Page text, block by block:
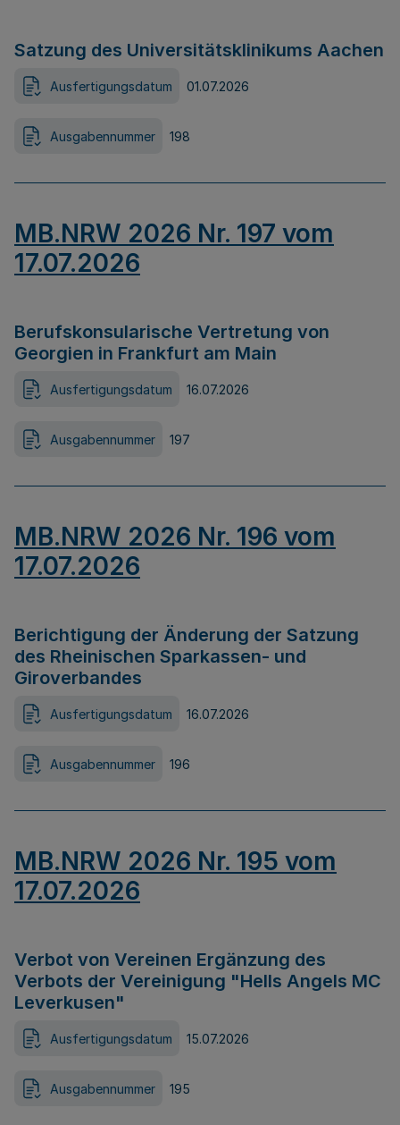
Satzung des Universitätsklinikums Aachen
Ausfertigungsdatum 01.07.2026
Ausgabennummer 198
MB.NRW 2026 Nr. 197 vom
17.07.2026
Berufskonsularische Vertretung von
Georgien in Frankfurt am Main
Ausfertigungsdatum 16.07.2026
Ausgabennummer 197
MB.NRW 2026 Nr. 196 vom
17.07.2026
Berichtigung der Änderung der Satzung
des Rheinischen Sparkassen- und
Giroverbandes
Ausfertigungsdatum 16.07.2026
Ausgabennummer 196
MB.NRW 2026 Nr. 195 vom
17.07.2026
Verbot von Vereinen Ergänzung des
Verbots der Vereinigung "Hells Angels MC
Leverkusen"
Ausfertigungsdatum 15.07.2026
Ausgabennummer 195